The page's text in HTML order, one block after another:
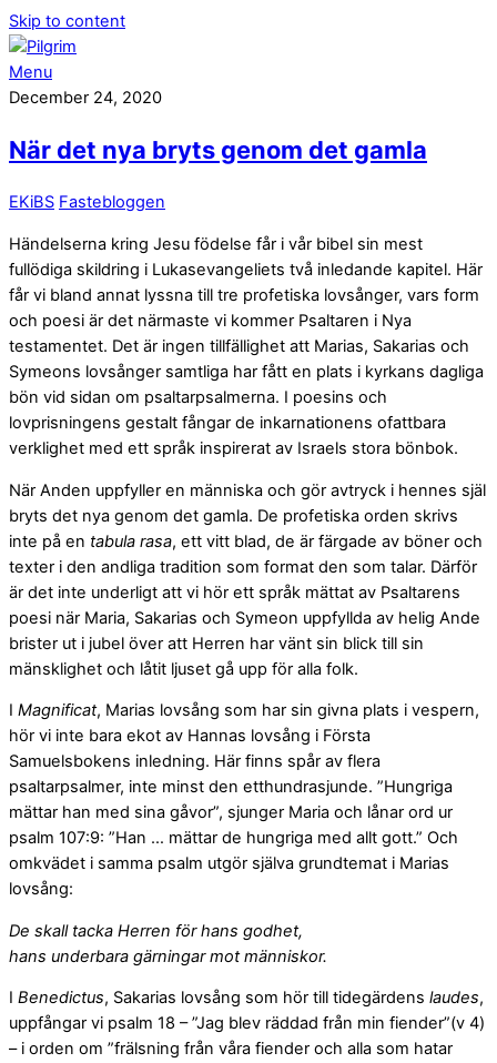
Skip to content
Menu
December 24, 2020
När det nya bryts genom det gamla
EKiBS Fastebloggen
Händelserna kring Jesu födelse får i vår bibel sin mest
fullödiga skildring i Lukasevangeliets två inledande kapitel. Här
får vi bland annat lyssna till tre profetiska lovsånger, vars form
och poesi är det närmaste vi kommer Psaltaren i Nya
testamentet. Det är ingen tillfällighet att Marias, Sakarias och
Symeons lovsånger samtliga har fått en plats i kyrkans dagliga
bön vid sidan om psaltarpsalmerna. I poesins och
lovprisningens gestalt fångar de inkarnationens ofattbara
verklighet med ett språk inspirerat av Israels stora bönbok.
När Anden uppfyller en människa och gör avtryck i hennes själ
bryts det nya genom det gamla. De profetiska orden skrivs
inte på en tabula rasa, ett vitt blad, de är färgade av böner och
texter i den andliga tradition som format den som talar. Därför
är det inte underligt att vi hör ett språk mättat av Psaltarens
poesi när Maria, Sakarias och Symeon uppfyllda av helig Ande
brister ut i jubel över att Herren har vänt sin blick till sin
mänsklighet och låtit ljuset gå upp för alla folk.
I Magnificat, Marias lovsång som har sin givna plats i vespern,
hör vi inte bara ekot av Hannas lovsång i Första
Samuelsbokens inledning. Här finns spår av flera
psaltarpsalmer, inte minst den etthundrasjunde. ”Hungriga
mättar han med sina gåvor”, sjunger Maria och lånar ord ur
psalm 107:9: ”Han … mättar de hungriga med allt gott.” Och
omkvädet i samma psalm utgör själva grundtemat i Marias
lovsång:
De skall tacka Herren för hans godhet,
hans underbara gärningar mot människor.
I Benedictus, Sakarias lovsång som hör till tidegärdens laudes,
uppfångar vi psalm 18 – ”Jag blev räddad från min fiender”(v 4)
– i orden om ”frälsning från våra fiender och alla som hatar